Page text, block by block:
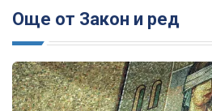
Още от Закон и ред